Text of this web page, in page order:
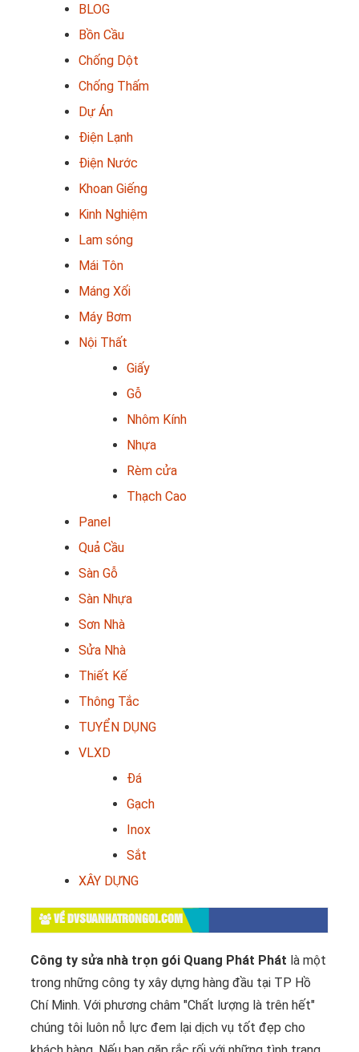
BLOG
Bồn Cầu
Chống Dột
Chống Thấm
Dự Án
Điện Lạnh
Điện Nước
Khoan Giếng
Kinh Nghiệm
Lam sóng
Mái Tôn
Máng Xối
Máy Bơm
Nội Thất
Giấy
Gỗ
Nhôm Kính
Nhựa
Rèm cửa
Thạch Cao
Panel
Quả Cầu
Sàn Gỗ
Sàn Nhựa
Sơn Nhà
Sửa Nhà
Thiết Kế
Thông Tắc
TUYỂN DỤNG
VLXD
Đá
Gạch
Inox
Sắt
XÂY DỰNG
VỀ DVSUANHATRONGOI.COM
Công ty sửa nhà trọn gói Quang Phát Phát là một
trong những công ty xây dựng hàng đầu tại TP Hồ
Chí Minh. Với phương châm "Chất lượng là trên hết"
chúng tôi luôn nỗ lực đem lại dịch vụ tốt đẹp cho